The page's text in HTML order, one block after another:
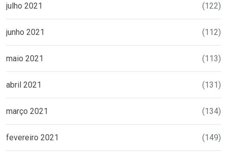
julho 2021 (122)
junho 2021 (112)
maio 2021 (113)
abril 2021 (131)
março 2021 (134)
fevereiro 2021 (149)